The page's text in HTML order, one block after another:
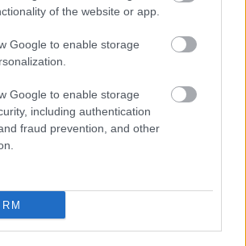
of the website or app.
Google to enable storage
Google to enable storage
including authentication
fraud prevention, and other
természetes
segítő eszköz
emésztést segítő anyag, így
egészségére
A kimchi erjesztési
termel. Ezek a
egyensúlyban tartani a
való hozzáadása segíthet a
Élelmi rostot